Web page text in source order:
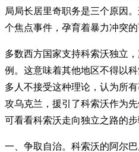
局局长居里奇职务是三个原因
个焦点事件，孕育着暴力冲突的
多数西方国家支持科索沃独立
例。这意味着其他地区不得以
多人不接受这种理论，认为所
攻乌克兰，援引了科索沃作为
可看看科索沃走向独立之路的步
一、争取自治。科索沃的阿尔